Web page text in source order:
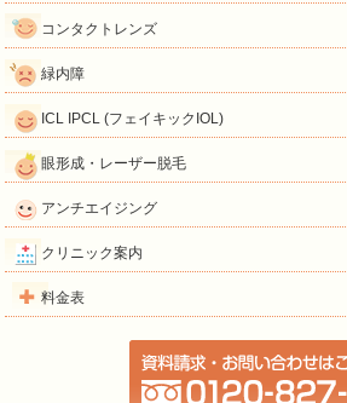
コンタクトレンズ
緑内障
ICL IPCL (フェイキックIOL)
眼形成・レーザー脱毛
アンチエイジング
クリニック案内
料金表